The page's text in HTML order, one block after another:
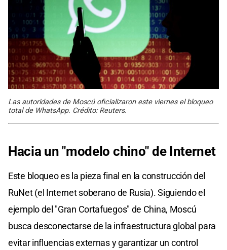
Las autoridades de Moscú oficializaron este viernes el bloqueo
total de WhatsApp. Crédito: Reuters.
Hacia un "modelo chino" de Internet
Este bloqueo es la pieza final en la construcción del
RuNet (el Internet soberano de Rusia). Siguiendo el
ejemplo del "Gran Cortafuegos" de China, Moscú
busca desconectarse de la infraestructura global para
evitar influencias externas y garantizar un control